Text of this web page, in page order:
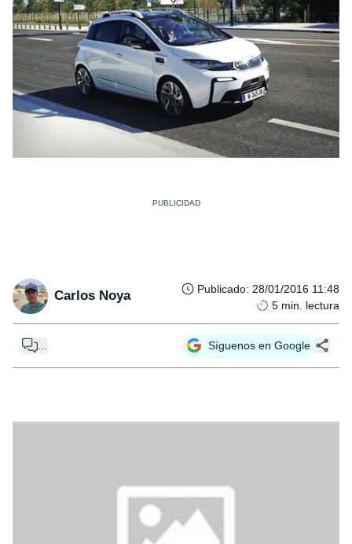
Carlos Noya Publicado: 28/01/2016 11:48
5 min. lectura
Síguenos en Google